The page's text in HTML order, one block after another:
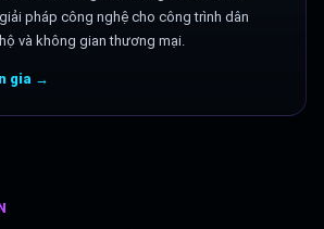
pháp công nghệ cho công trình dân
và không gian thương mại.
gia →